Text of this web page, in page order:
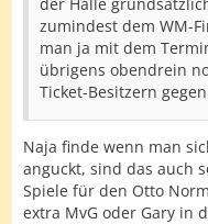
zumindest dem WM-
man ja mit dem
übrigens obendrein
Ticket-Besitzern
Naja finde wenn man
anguckt, sind das auch
Spiele für den Otto
extra MvG oder Gary in